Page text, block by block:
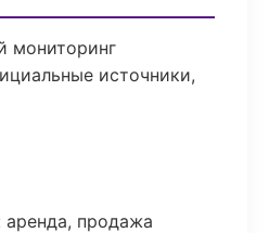
мониторинг
источники,
продажа